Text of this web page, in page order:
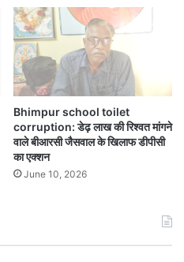
Bhimpur school toilet
corruption: डेढ़ लाख की रिश्वत मांगने
वाले बीआरसी जैसवाल के खिलाफ डीपीसी
का एक्शन
June 10, 2026